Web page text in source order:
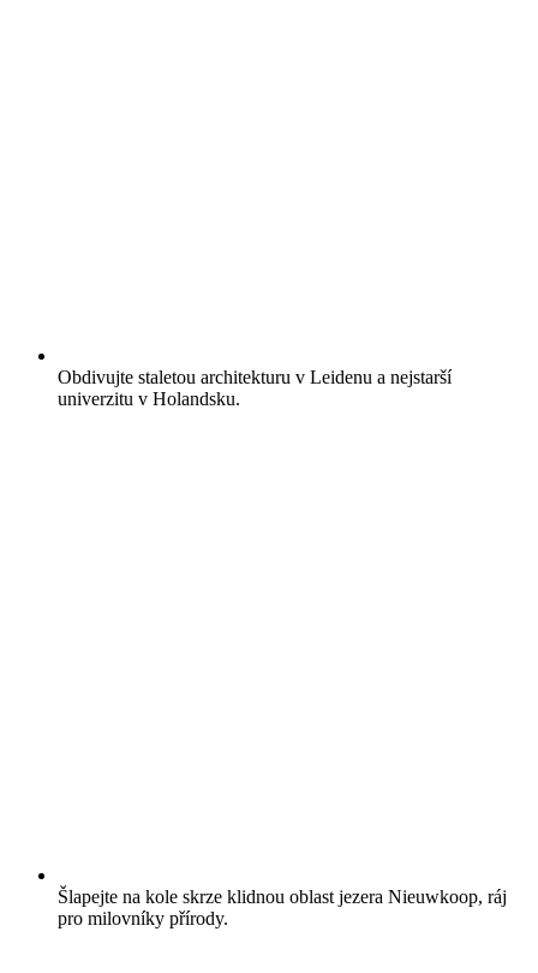
Obdivujte staletou architekturu v Leidenu a nejstarší
univerzitu v Holandsku.
Šlapejte na kole skrze klidnou oblast jezera Nieuwkoop, ráj
pro milovníky přírody.